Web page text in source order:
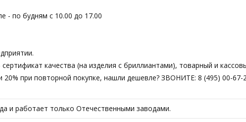
- по будням с 10.00 до 17.00
качества (на изделия с бриллиантами), товарный и
20% при повторной покупке, нашли дешевле? ЗВОНИТЕ: 8 (495) 00-
и работает только Отечественными заводами.